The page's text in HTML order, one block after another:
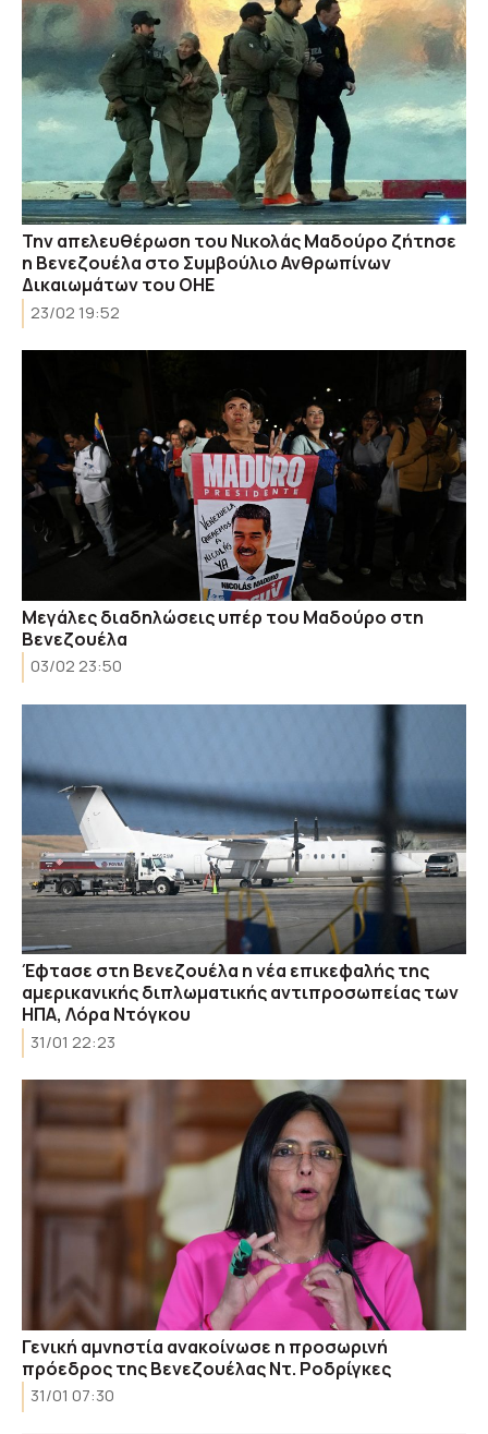
Την απελευθέρωση του Νικολάς Μαδούρο ζήτησε
η Βενεζουέλα στο Συμβούλιο Ανθρωπίνων
Δικαιωμάτων του ΟΗΕ
23/02 19:52
Μεγάλες διαδηλώσεις υπέρ του Μαδούρο στη
Βενεζουέλα
03/02 23:50
Έφτασε στη Βενεζουέλα η νέα επικεφαλής της
αμερικανικής διπλωματικής αντιπροσωπείας των
ΗΠΑ, Λόρα Ντόγκου
31/01 22:23
Γενική αμνηστία ανακοίνωσε η προσωρινή
πρόεδρος της Βενεζουέλας Ντ. Ροδρίγκες
31/01 07:30